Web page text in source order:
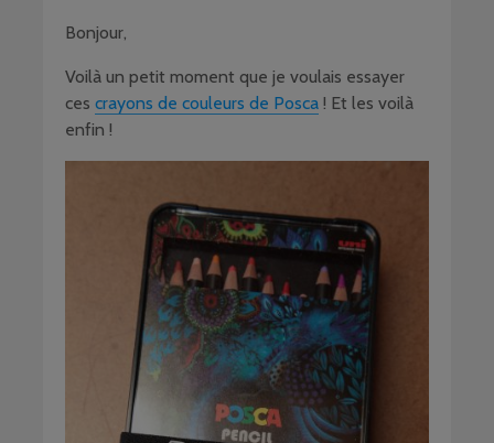
Bonjour,
Voilà un petit moment que je voulais essayer
ces crayons de couleurs de Posca ! Et les voilà
enfin !